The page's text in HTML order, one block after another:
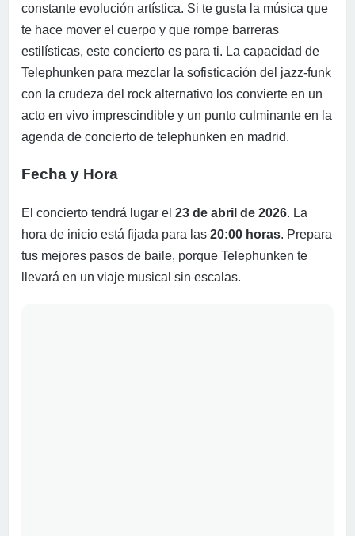
constante evolución artística. Si te gusta la música que
te hace mover el cuerpo y que rompe barreras
estilísticas, este concierto es para ti. La capacidad de
Telephunken para mezclar la sofisticación del jazz-funk
con la crudeza del rock alternativo los convierte en un
acto en vivo imprescindible y un punto culminante en la
agenda de concierto de telephunken en madrid.
Fecha y Hora
El concierto tendrá lugar el 23 de abril de 2026. La
hora de inicio está fijada para las 20:00 horas. Prepara
tus mejores pasos de baile, porque Telephunken te
llevará en un viaje musical sin escalas.